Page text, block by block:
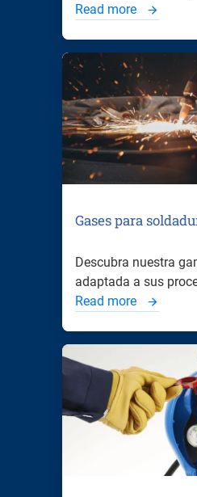
Read more
Gases para
Descubra nuestra
adaptada a sus
Read more